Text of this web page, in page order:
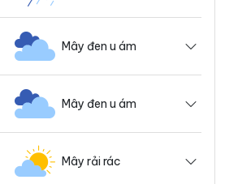
Mây đen u ám
Mây đen u ám
Mây rải rác